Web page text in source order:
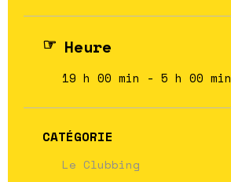
Heure
19 h 00 min - 5 h 00 min
CATÉGORIE
Le Clubbing